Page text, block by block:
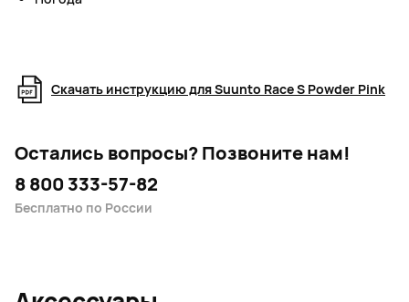
Скачать инструкцию для Suunto Race S Powder Pink
Остались вопросы?Позвоните нам!
8 800 333-57-82
Бесплатно по России